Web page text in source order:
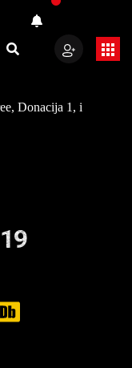
Donacija 1, i